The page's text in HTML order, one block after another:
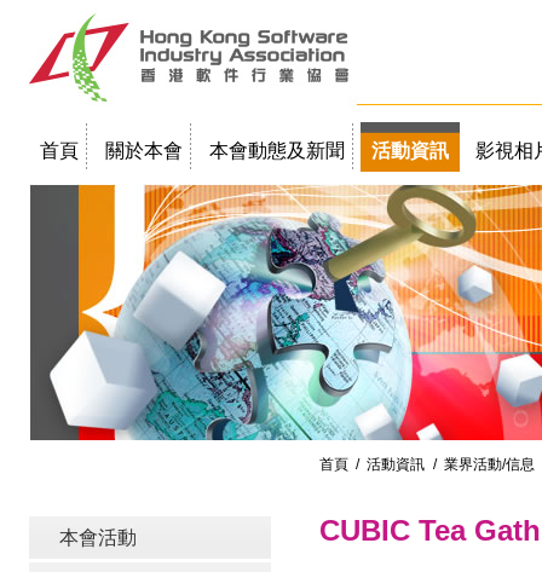
首頁 關於本會 本會動態及新聞 活動資訊 影視相
教學簡報
首頁 / 活動資訊 / 業界活動/信息
本會活動 CUBIC Tea